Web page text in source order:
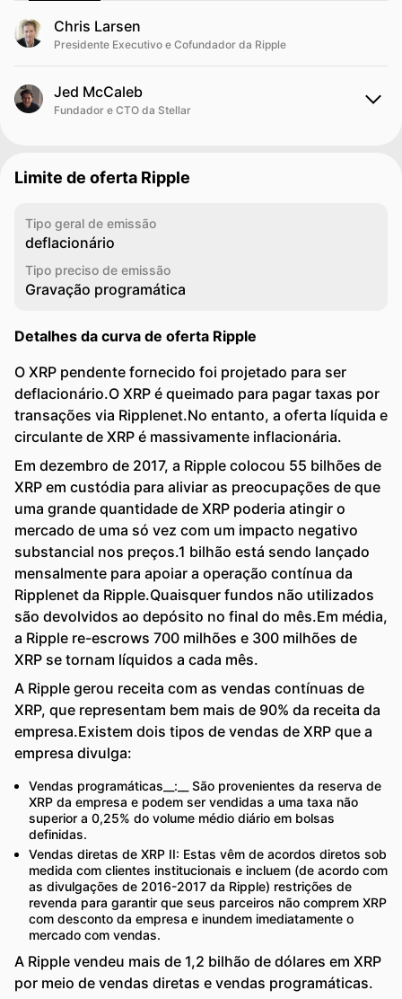
Chris Larsen
Presidente Executivo e Cofundador da Ripple
Jed McCaleb
Fundador e CTO da Stellar
Limite de oferta Ripple
Tipo geral de emissão
deflacionário
Tipo preciso de emissão
Gravação programática
Detalhes da curva de oferta Ripple
O XRP pendente fornecido foi projetado para ser
deflacionário.O XRP é queimado para pagar taxas por
transações via Ripplenet.No entanto, a oferta líquida e
circulante de XRP é massivamente inflacionária.
Em dezembro de 2017, a Ripple colocou 55 bilhões de
XRP em custódia para aliviar as preocupações de que
uma grande quantidade de XRP poderia atingir o
mercado de uma só vez com um impacto negativo
substancial nos preços.1 bilhão está sendo lançado
mensalmente para apoiar a operação contínua da
Ripplenet da Ripple.Quaisquer fundos não utilizados
são devolvidos ao depósito no final do mês.Em média,
a Ripple re-escrows 700 milhões e 300 milhões de
XRP se tornam líquidos a cada mês.
A Ripple gerou receita com as vendas contínuas de
XRP, que representam bem mais de 90% da receita da
empresa.Existem dois tipos de vendas de XRP que a
empresa divulga:
Vendas programáticas__:__ São provenientes da reserva de
XRP da empresa e podem ser vendidas a uma taxa não
superior a 0,25% do volume médio diário em bolsas
definidas.
Vendas diretas de XRP II: Estas vêm de acordos diretos sob
medida com clientes institucionais e incluem (de acordo com
as divulgações de 2016-2017 da Ripple) restrições de
revenda para garantir que seus parceiros não comprem XRP
com desconto da empresa e inundem imediatamente o
mercado com vendas.
A Ripple vendeu mais de 1,2 bilhão de dólares em XRP
por meio de vendas diretas e vendas programáticas.